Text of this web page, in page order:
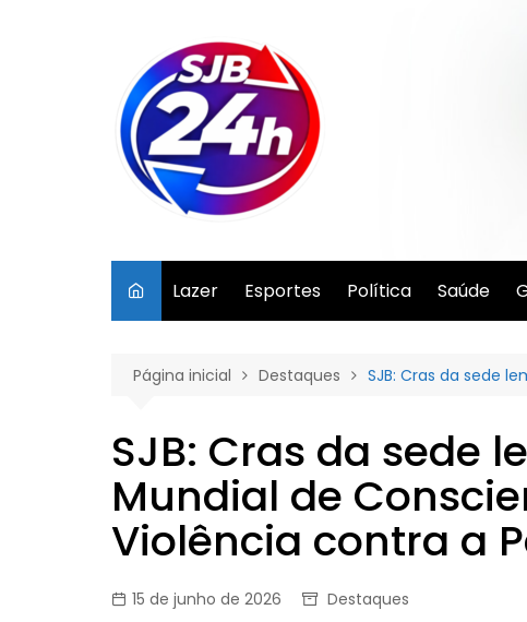
Lazer Esportes Política Saúde
Página inicial Destaques SJB: Cras da sede
SJB: Cras da sede
Mundial de
Violência contra a
15 de junho de 2026 Destaques